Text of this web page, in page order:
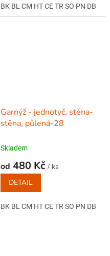
BK BL CM HT CE TR SO PN DB
Garnýž - jednotyč, stěna-
stěna, půlená-28
Skladem
od 480 Kč / ks
DETAIL
BK BL CM HT CE TR SO PN DB